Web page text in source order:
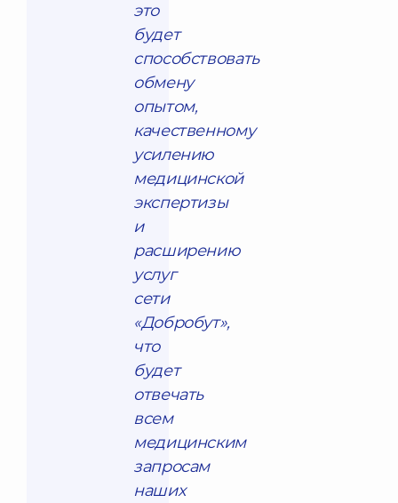
это
будет
способствовать
обмену
опытом,
качественному
усилению
медицинской
экспертизы
и
расширению
услуг
сети
«Добробут»,
что
будет
отвечать
всем
медицинским
запросам
наших